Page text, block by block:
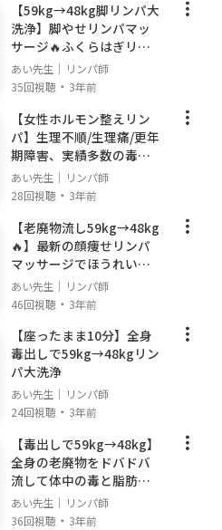
んな人？👩‍⚕️
もった
あり、
国で活躍している山
®"の創始者として、
パ専門サロンを運
。
岡の技術を求めて
ご来院。
【59kg→48kg脚リンパ大
洗浄】脚やせリンパマッ
サージ🔥ふくらはぎリン
パ冷え性なくす/全身代謝
アップ
あい先生｜リンパ師
35回視聴 ・ 3年前
【女性ホルモン整えリン
パ】生理不順/生理痛/更年
期障害、実績多数の毒出
しリンパマッサージ
あい先生｜リンパ師
28回視聴 ・ 3年前
【老廃物流し59kg→48kg
🔥】最新の顔痩せリンパ
マッサージでほうれい線,
小じわ,むくみ,小顔対策
あい先生｜リンパ師
46回視聴 ・ 3年前
【座ったまま10分】全身
毒出しで59kg→48kgリン
パ大洗浄
あい先生｜リンパ師
24回視聴 ・ 3年前
【毒出しで59kg→48kg】
全身の老廃物をドバドバ
流して体中の毒と脂肪と
疲労をリンパで大掃除！
あい先生｜リンパ師
36回視聴 ・ 3年前